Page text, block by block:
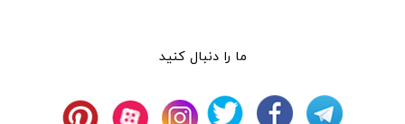
ما را دنبال کنید